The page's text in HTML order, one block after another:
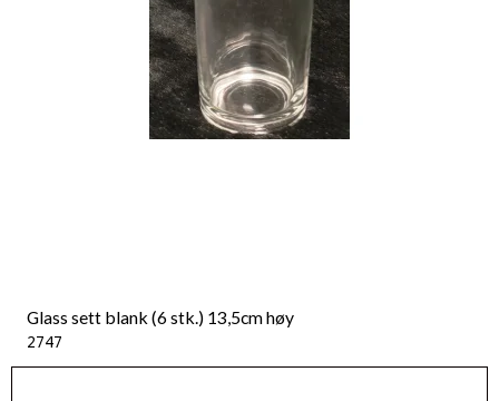
Glass sett blank (6 stk.) 13,5cm høy
2747